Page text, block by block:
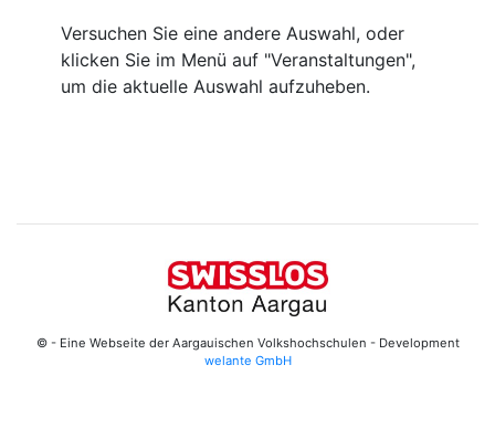
Versuchen Sie eine andere Auswahl, oder
klicken Sie im Menü auf "Veranstaltungen",
um die aktuelle Auswahl aufzuheben.
© - Eine Webseite der Aargauischen Volkshochschulen - Development
welante GmbH